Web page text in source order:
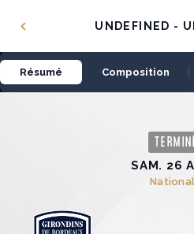
UNDEFINED -
Résumé Composition
SAM. 26